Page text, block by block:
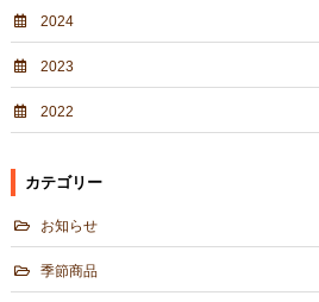
2024
2023
2022
カテゴリー
お知らせ
季節商品